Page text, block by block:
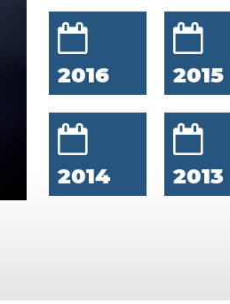
2016 2015
2014 2013